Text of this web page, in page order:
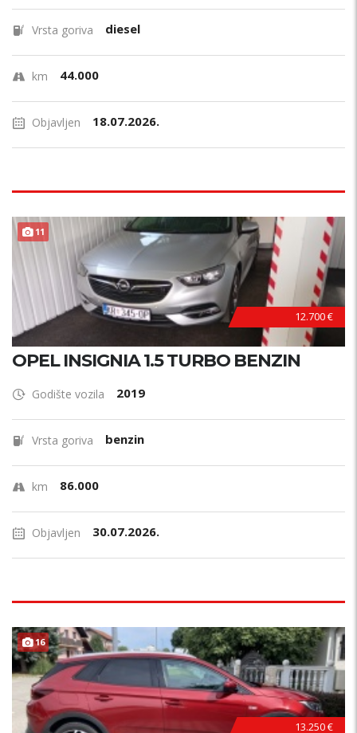
Vrsta goriva diesel
km 44.000
Objavljen 18.07.2026.
11
12.700 €
OPEL INSIGNIA 1.5 TURBO BENZIN
Godište vozila 2019
Vrsta goriva benzin
km 86.000
Objavljen 30.07.2026.
16
13.250 €